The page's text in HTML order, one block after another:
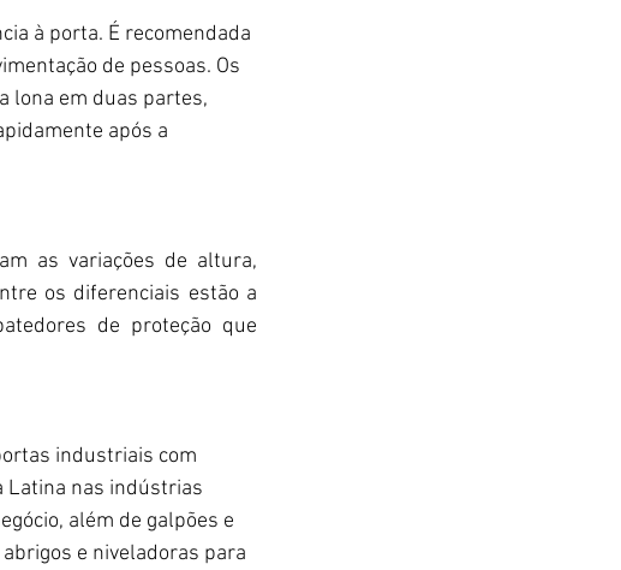
à porta. É recomendada
de pessoas. Os
lona em duas partes,
após a
as variações de altura,
os diferenciais estão a
de proteção que
industriais com
Latina nas indústrias
além de galpões e
e niveladoras para